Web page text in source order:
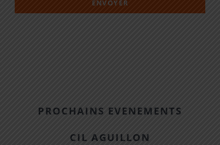
ENVOYER
PROCHAINS EVENEMENTS
CIL AGUILLON